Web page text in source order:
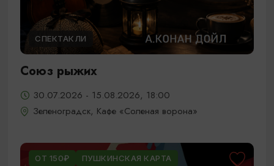
СПЕКТАКЛИ
Союз рыжих
30.07.2026 - 15.08.2026, 18:00
Зеленоградск, Кафе «Соленая ворона»
ОТ 150₽ ПУШКИНСКАЯ КАРТА